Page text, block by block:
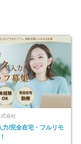
会社
力/完全在宅・フルリモ